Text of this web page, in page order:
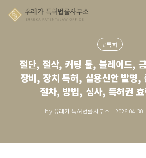
#특허
절단, 절삭, 커팅 툴, 블레이드,
장비, 장치 특허, 실용신안 발명,
절차, 방법, 심사, 특허권
by 유레카 특허법률사무소 2026.04.30